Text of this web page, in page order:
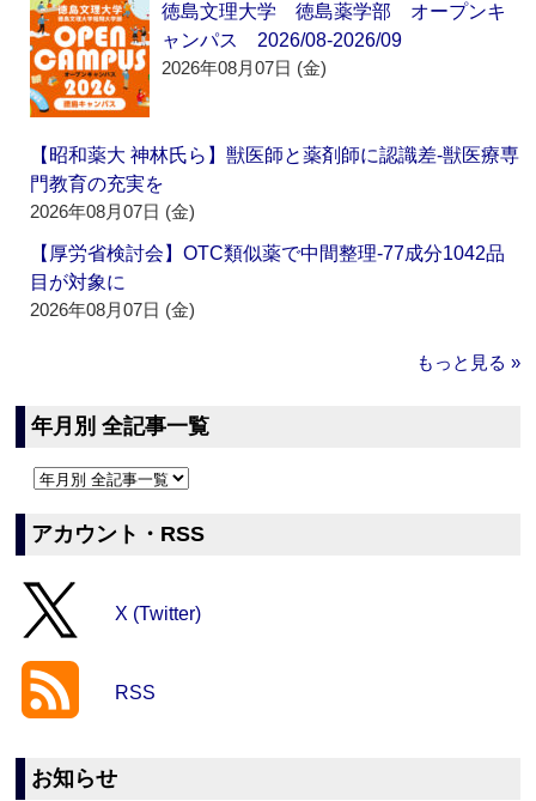
徳島文理大学 徳島薬学部 オープンキ
ャンパス 2026/08-2026/09
2026年08月07日 (金)
【昭和薬大 神林氏ら】獣医師と薬剤師に認識差‐獣医療専
門教育の充実を
2026年08月07日 (金)
【厚労省検討会】OTC類似薬で中間整理‐77成分1042品
目が対象に
2026年08月07日 (金)
もっと見る »
年月別 全記事一覧
アカウント・RSS
X (Twitter)
RSS
お知らせ